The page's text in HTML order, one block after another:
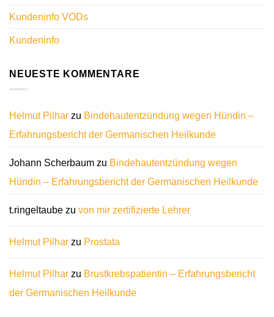
Kundeninfo VODs
Kundeninfo
NEUESTE KOMMENTARE
Helmut Pilhar zu Bindehautentzündung wegen Hündin –
Erfahrungsbericht der Germanischen Heilkunde
Johann Scherbaum zu Bindehautentzündung wegen
Hündin – Erfahrungsbericht der Germanischen Heilkunde
t.ringeltaube zu von mir zertifizierte Lehrer
Helmut Pilhar zu Prostata
Helmut Pilhar zu Brustkrebspatientin – Erfahrungsbericht
der Germanischen Heilkunde